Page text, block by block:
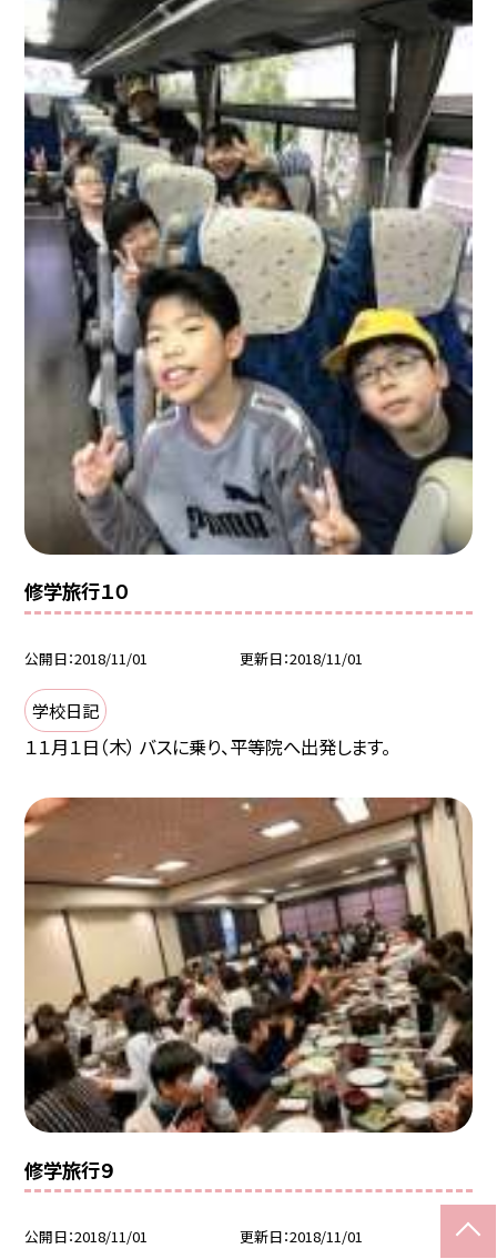
修学旅行１０
公開日 2018/11/01 更新日 2018/11/01
学校日記
１１月１日（木） バスに乗り、平等院へ出発します。
修学旅行９
公開日 2018/11/01 更新日 2018/11/01